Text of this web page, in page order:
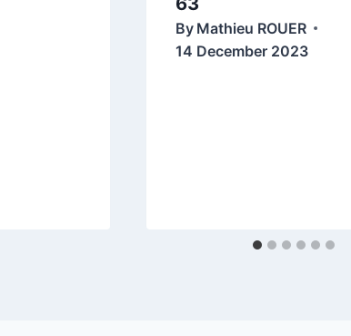
By Mathieu ROUER
14 December 2023